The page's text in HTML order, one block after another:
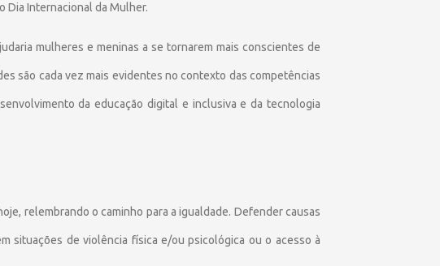
Dia Internacional da Mulher.
mulheres e meninas a se tornarem mais conscientes de
são cada vez mais evidentes no contexto das competências
da educação digital e inclusiva e da tecnologia
relembrando o caminho para a igualdade. Defender causas
situações de violência física e/ou psicológica ou o acesso à